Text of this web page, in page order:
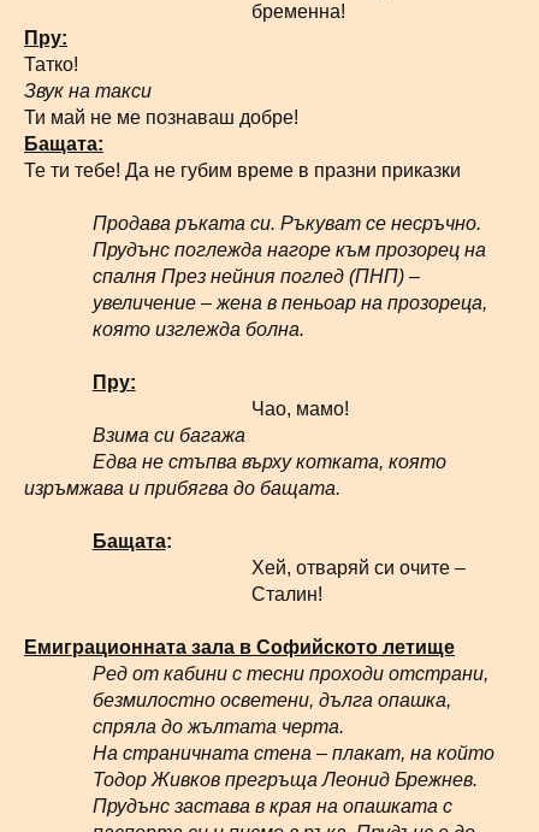
бременна!
Пру:
Татко!
Звук на такси
Ти май не ме познаваш добре!
Бащата:
Те ти тебе! Да не губим време в празни приказки
Продава ръката си. Ръкуват се несръчно.
Прудънс поглежда нагоре към прозорец на
спалня През нейния поглед (ПНП) –
увеличение – жена в пеньоар на прозореца,
която изглежда болна.
Пру:
Чао, мамо!
Взима си багажа
Едва не стъпва върху котката, която
изръмжава и прибягва до бащата.
Бащата:
Хей, отваряй си очите –
Сталин!
Емиграционната зала в Софийското летище
Ред от кабини с тесни проходи отстрани,
безмилостно осветени, дълга опашка,
спряла до жълтата черта.
На страничната стена – плакат, на който
Тодор Живков прегръща Леонид Брежнев.
Прудънс застава в края на опашката с